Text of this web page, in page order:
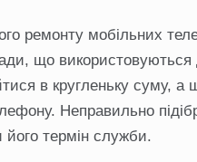
ремонту мобільних
що використовуються
в кругленьку суму, а
Неправильно
його термін служби.